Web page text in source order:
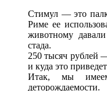
Стимул —это
Риме ее
животному давали
стада.
250 тысяч рублей
и куда это
Итак, мы
деторождаемости.